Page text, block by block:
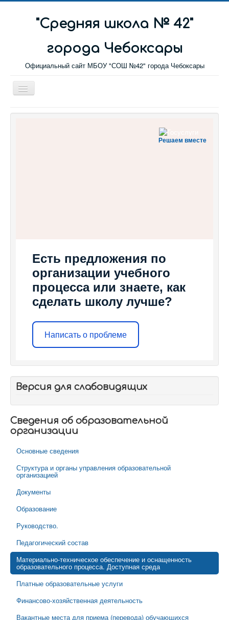
"Cредняя школа № 42"
города Чебоксары
Официальный сайт МБОУ "СОШ №42" города Чебоксары
Toggle
Navigation
Главная
Решаем вместе
Есть предложения по
организации учебного
процесса или знаете, как
сделать школу лучше?
Написать о проблеме
Версия для слабовидящих
Сведения об образовательной
организации
Основные сведения
Структура и органы управления образовательной
организацией
Документы
Образование
Руководство.
Педагогический состав
Материально-техническое обеспечение и оснащенность
образовательного процесса. Доступная среда
Платные образовательные услуги
Финансово-хозяйственная деятельность
Вакантные места для приема (перевода) обучающихся